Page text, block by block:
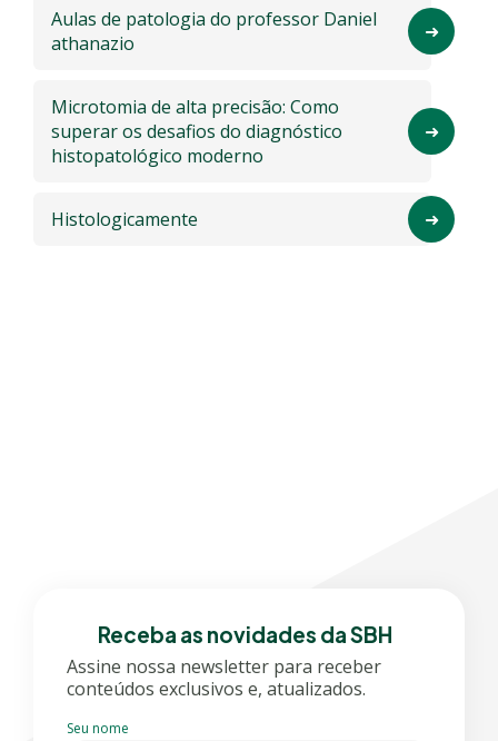
Aulas de patologia do professor Daniel
athanazio
Microtomia de alta precisão: Como
superar os desafios do diagnóstico
histopatológico moderno
Histologicamente
Receba as novidades da SBH
Assine nossa newsletter para receber
conteúdos exclusivos e, atualizados.
Seu nome